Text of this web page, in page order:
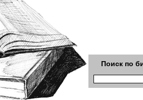
Поиск по